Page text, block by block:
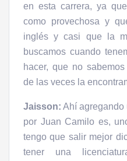
en esta carrera, ya
como provechosa y
inglés y casi que la
buscamos cuando
hacer, que no
de las veces la
Jaisson: Ahí agregando
por Juan Camilo es,
tengo que salir mejor
tener una